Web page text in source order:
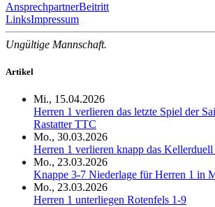
AnsprechpartnerBeitritt
LinksImpressum
Ungültige Mannschaft.
Artikel
Mi., 15.04.2026
Herren 1 verlieren das letzte Spiel der
Rastatter TTC
Mo., 30.03.2026
Herren 1 verlieren knapp das
Mo., 23.03.2026
Knappe 3-7 Niederlage für Herren 1 in
Mo., 23.03.2026
Herren 1 unterliegen Rotenfels 1-9